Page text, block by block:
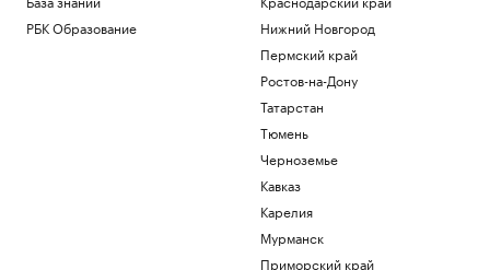
РБК Образование
Нижний Новгород
Пермский край
Ростов-на-Дону
Татарстан
Тюмень
Черноземье
Кавказ
Карелия
Мурманск
Приморский край